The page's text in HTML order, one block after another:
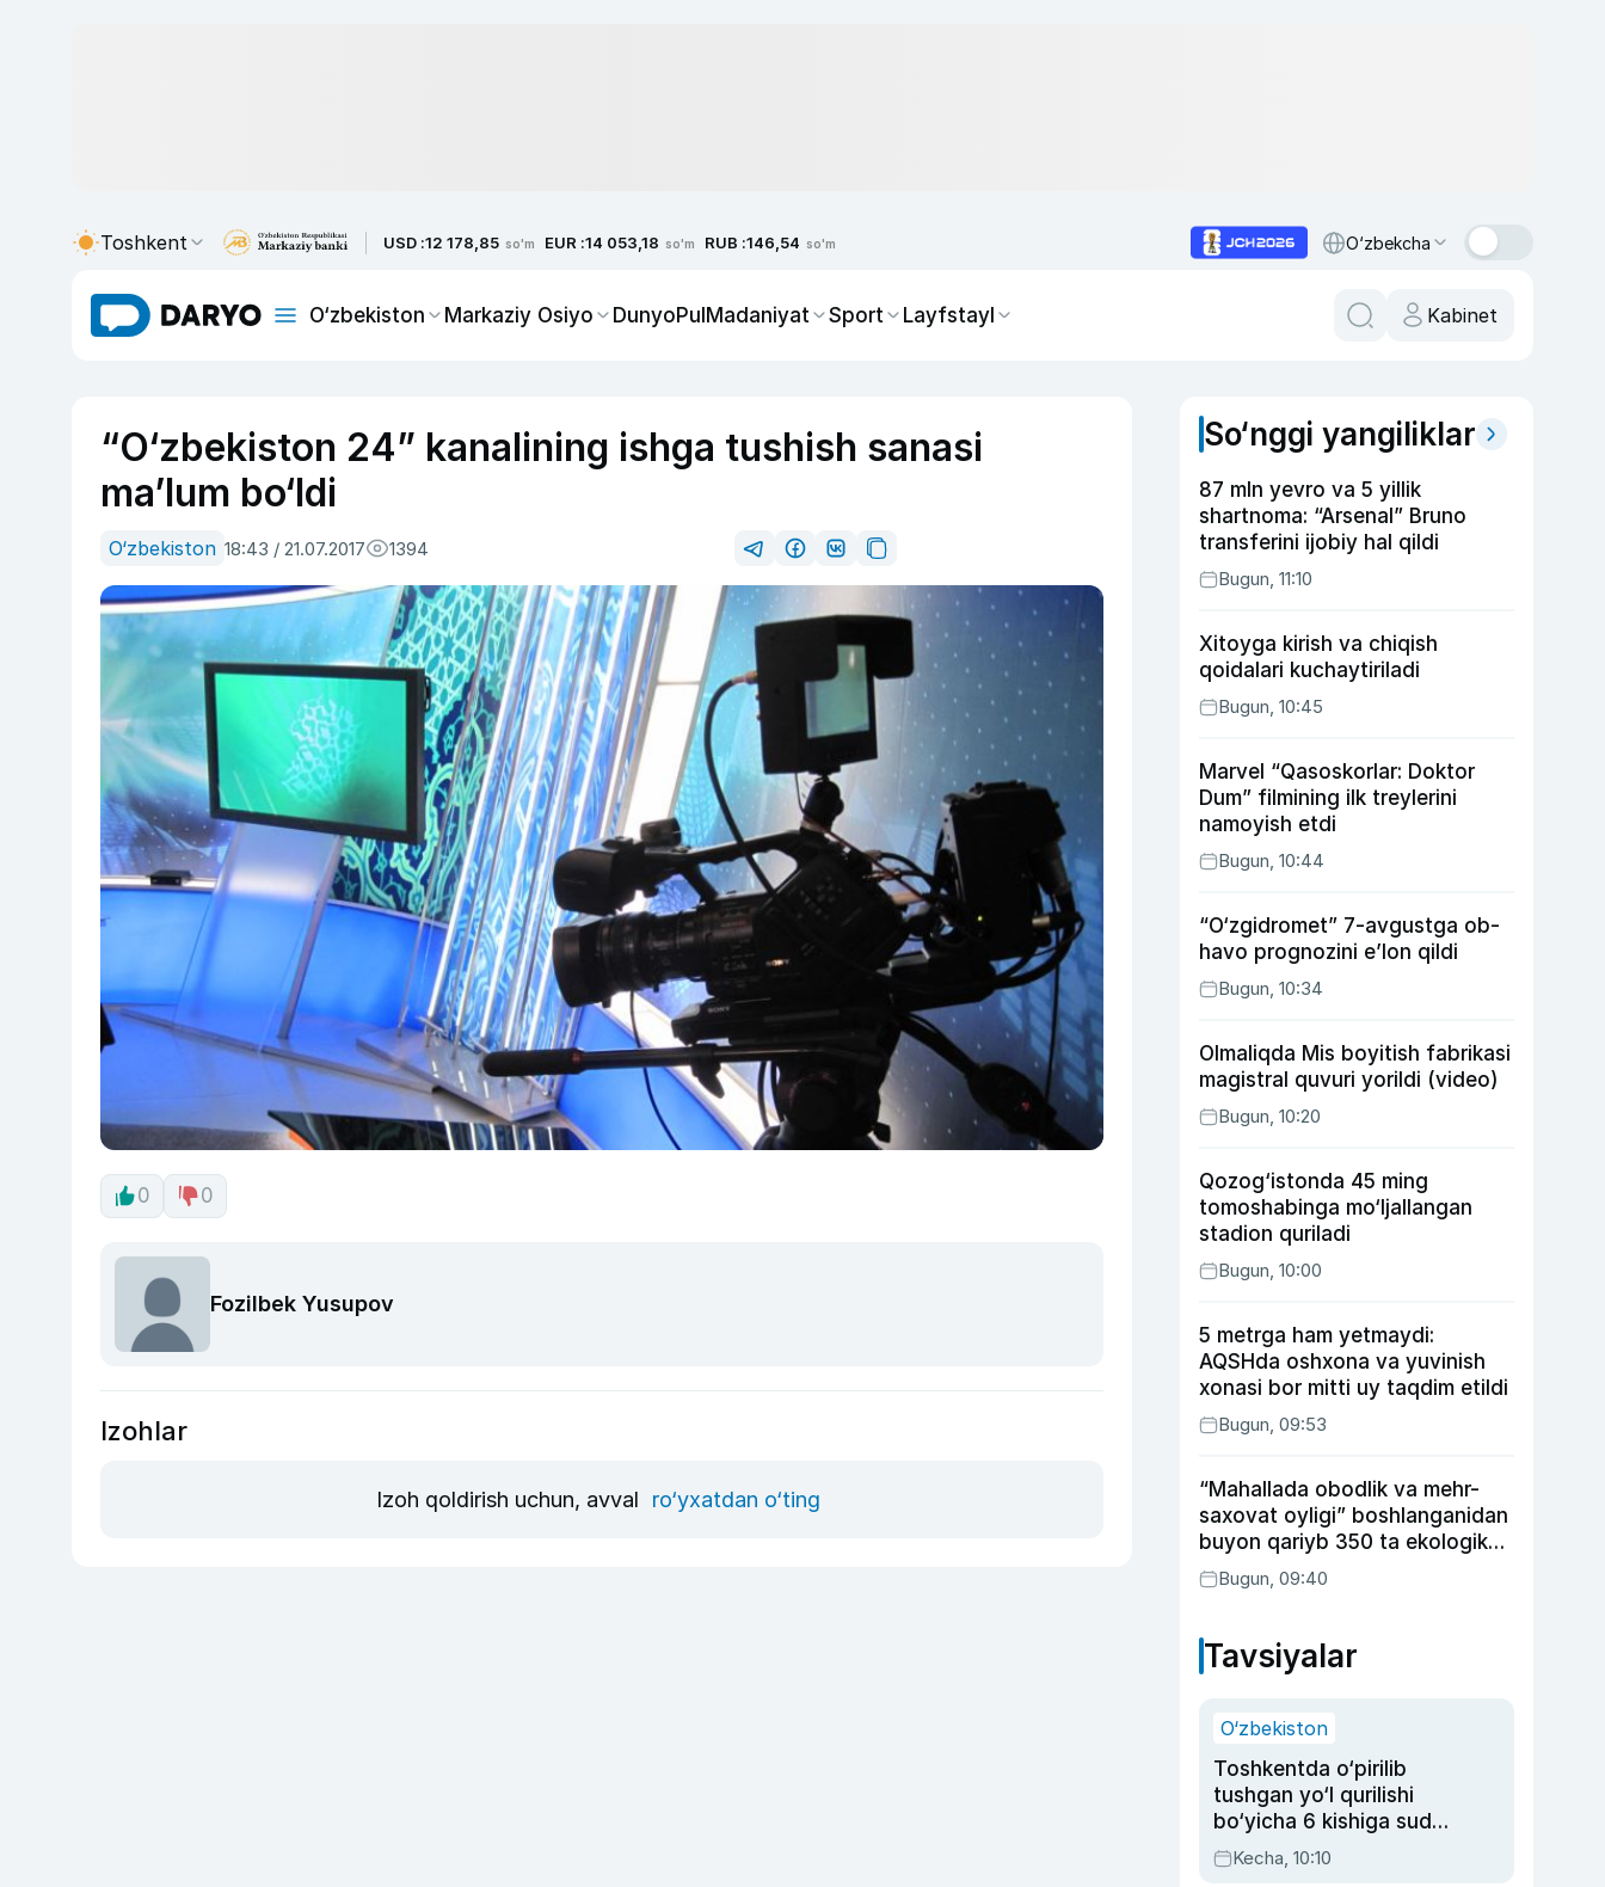
Toshkent USD :12 178,85 so'm EUR :14 053,18 so'm RUB :146,54 so'm O‘zbekcha
O‘zbekiston Markaziy Osiyo DunyoPulMadaniyat Sport Layfstayl Kabinet
“O‘zbekiston 24” kanalining ishga tushish sanasi
ma’lum bo‘ldi
O‘zbekiston 18:43 / 21.07.2017 1394
0 0
Fozilbek Yusupov
Izohlar
Izoh qoldirish uchun, avval ro‘yxatdan o‘ting
So‘nggi yangiliklar
87 mln yevro va 5 yillik
shartnoma: “Arsenal” Bruno
transferini ijobiy hal qildi
Bugun, 11:10
Xitoyga kirish va chiqish
qoidalari kuchaytiriladi
Bugun, 10:45
Marvel “Qasoskorlar: Doktor
Dum” filmining ilk treylerini
namoyish etdi
Bugun, 10:44
“O‘zgidromet” 7-avgustga ob-
havo prognozini e’lon qildi
Bugun, 10:34
Olmaliqda Mis boyitish fabrikasi
magistral quvuri yorildi (video)
Bugun, 10:20
Qozog‘istonda 45 ming
tomoshabinga mo‘ljallangan
stadion quriladi
Bugun, 10:00
5 metrga ham yetmaydi:
AQSHda oshxona va yuvinish
xonasi bor mitti uy taqdim etildi
Bugun, 09:53
“Mahallada obodlik va mehr-
saxovat oyligi” boshlanganidan
buyon qariyb 350 ta ekologik
huquqbuzarlik aniqlandi
Bugun, 09:40
Tavsiyalar
O‘zbekiston
Toshkentda o‘pirilib
tushgan yo‘l qurilishi
bo‘yicha 6 kishiga sud
hukmi o‘qildi
Kecha, 10:10